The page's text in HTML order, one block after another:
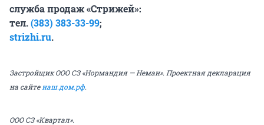
служба продаж «Стрижей»:
тел.(383) 383-33-99;
strizhi.ru.
Застройщик ООО СЗ «Нормандия — Неман». Проектная декларация
на сайте наш.дом.рф.
ООО СЗ «Квартал».